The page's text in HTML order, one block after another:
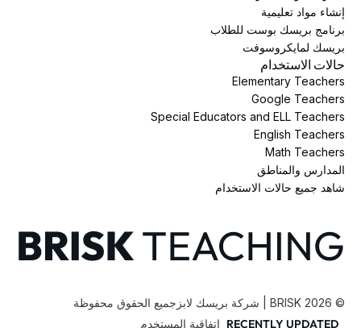
إنشاء مواد تعليمية
برنامج بريسك بوست للطلاب
بريسك لمايكروسوفت
حالات الاستخدام
Elementary Teachers
Google Teachers
Special Educators and ELL Teachers
English Teachers
Math Teachers
المدارس والمناطق
شاهد جميع حالات الاستخدام
©
2026 جميع الحقوق محفوظة
RECENTLY UPDATED اتفاقية المستخدم